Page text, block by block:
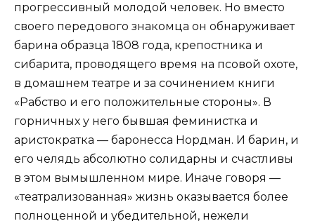
прогрессивный молодой человек. Но вместо
своего передового знакомца он обнаруживает
барина образца 1808 года, крепостника и
сибарита, проводящего время на псовой охоте,
в домашнем театре и за сочинением книги
«Рабство и его положительные стороны». В
горничных у него бывшая феминистка и
аристократка — баронесса Нордман. И барин, и
его челядь абсолютно солидарны и счастливы
в этом вымышленном мире. Иначе говоря —
«театрализованная» жизнь оказывается более
полноценной и убедительной, нежели